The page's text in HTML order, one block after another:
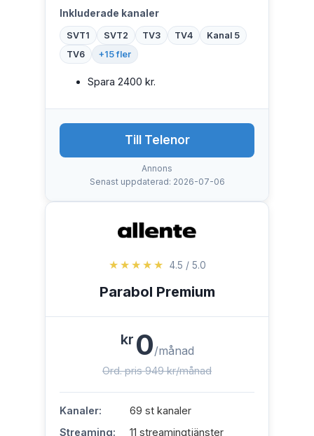
Inkluderade kanaler
SVT1 SVT2 TV3 TV4
Kanal 5
TV6
+15 fler
Spara 2400 kr.
Till Telenor
Annons
Senast uppdaterad: 2026-07-06
★★★★★ 4.5 / 5.0
Parabol Premium
kr 0/månad
Ord. pris 949 kr/månad
Kanaler:
69 st kanaler
Streaming:
11 streamingtjänster